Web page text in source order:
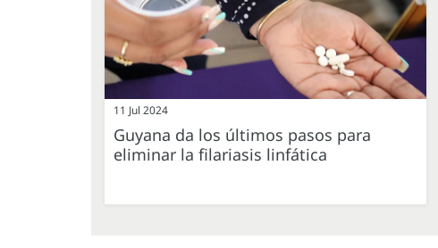
11 Jul 2024
Guyana da los últimos pasos para
eliminar la filariasis linfática